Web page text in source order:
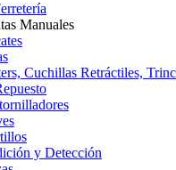
Manuales
Cuchillas Retráctiles,
y Detección